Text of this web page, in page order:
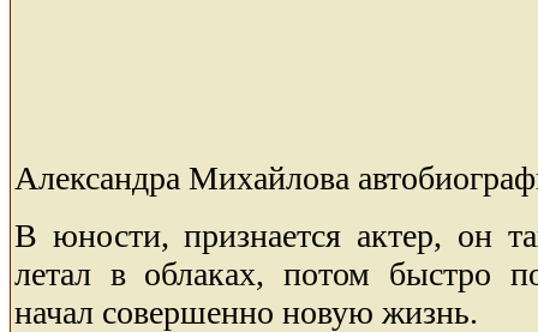
Александра Михайлова
В юности, признается актер, он
летал в облаках, потом быстро
начал совершенно новую жизнь.